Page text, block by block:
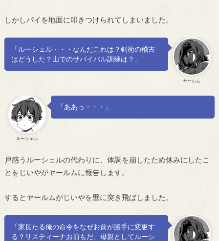
しかしパイを地面に叩きつけられてしまいました。
ヤールム
「ルーシェル・・・なんだこれは？剣術の稽古
はどうした？山でのサバイバル訓練は？」
ルーシェル
「ああっ・・・」
戸惑うルーシェルの代わりに、体調を崩したため休みにしたこ
とをじいやがヤールムに報告します。
するとヤールムがじいやを壁に突き飛ばしました。
「家長たる俺の命令をなぜお前が勝手に変更す
る？リスティーナお前もだ、母親としてルーシ